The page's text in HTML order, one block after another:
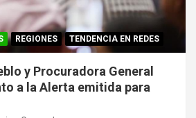
REGIONES TENDENCIA EN REDES
y Procuradora General
a la Alerta emitida para